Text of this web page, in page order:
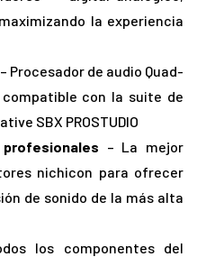
la experiencia
– Procesador de audio Quad-
con la suite de
SBX PROSTUDIO
– La mejor
nichicon para ofrecer
de sonido de la más alta
los componentes del